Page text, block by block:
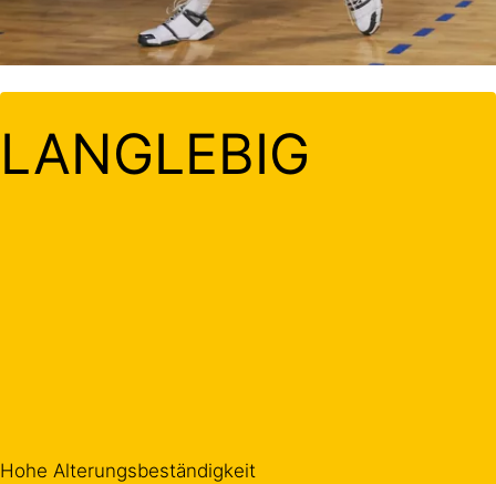
LANGLEBIG
Hohe Alterungsbeständigkeit